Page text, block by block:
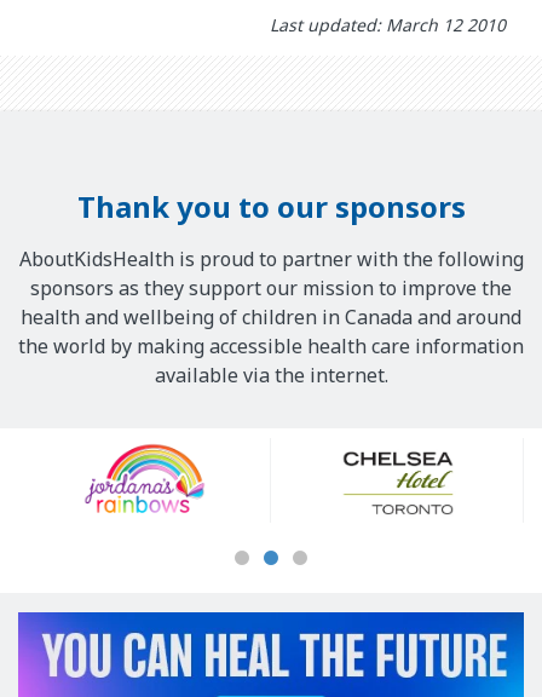
Last updated: March 12 2010
Thank you to our sponsors
AboutKidsHealth is proud to partner with the following
sponsors as they support our mission to improve the
health and wellbeing of children in Canada and around
the world by making accessible health care information
available via the internet.
Sponsors